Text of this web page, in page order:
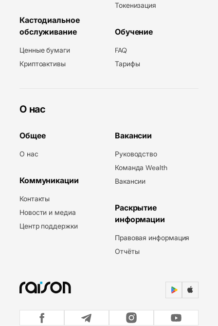
Кастодиальное
обслуживание
Ценные бумаги
Криптоактивы
Токенизация
Обучение
FAQ
Тарифы
О нас
Общее
О нас
Коммуникации
Контакты
Новости и медиа
Центр поддержки
Вакансии
Руководство
Команда Wealth
Вакансии
Раскрытие
информации
Правовая информация
Отчёты